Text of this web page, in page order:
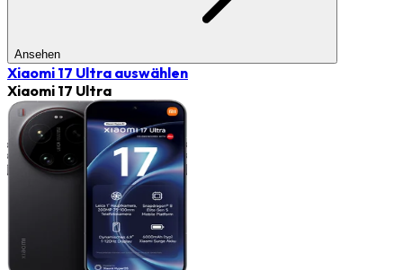
Ansehen
Xiaomi 17 Ultra auswählen
Xiaomi 17 Ultra